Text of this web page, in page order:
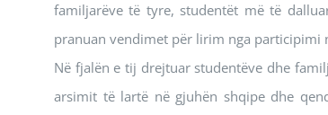
familjarëve të tyre, studentët më të
pranuan vendimet për lirim nga participimi
Në fjalën e tij drejtuar studentëve dhe
arsimit të lartë në gjuhën shqipe dhe